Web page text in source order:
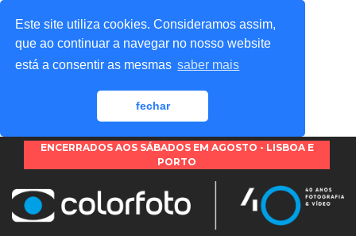
Este site utiliza cookies. Consideramos assim,
que ao continuar a navegar no nosso website
está a consentir as mesmas saber mais
fechar
ENCERRADOS AOS SÁBADOS EM AGOSTO - LISBOA E
PORTO